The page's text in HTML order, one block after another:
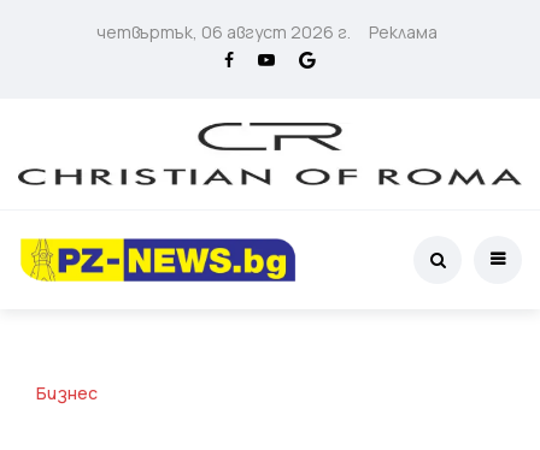
четвъртък, 06 август 2026 г. Реклама
Бизнес